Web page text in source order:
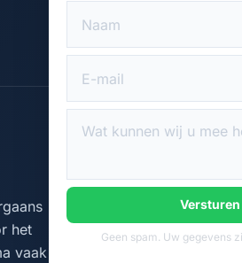
het
vaak
Versturen
Geen spam. Uw gegevens